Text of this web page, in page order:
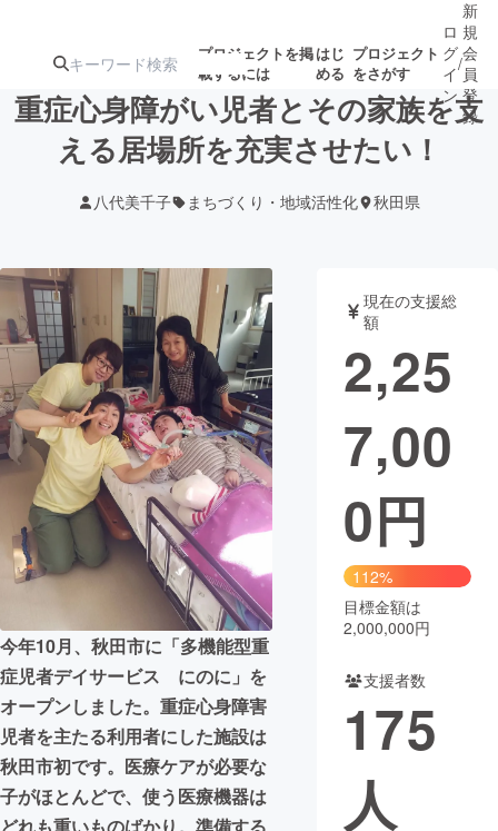
プロジェクトを掲
載するには
はじ
める
プロジェクト
をさがす
注目のリ
ターン
ジェクト
募集終了が近いプ
ロジェクト
されます
アート・写真 音楽
テクノロジー・ガジェット ゲーム・サ
映像・映画
ビジネス・起業
まちづくり・地域活性化
CAMPFIRE for Social Good CAMPFIRE Creation
CAMPFIREふるさと納税machi-ya コミュニティ
ロ
グ
イ
ン
/
新
規
会
員
登
録
重症心身障がい児者とその家族を支
える居場所を充実させたい！
八代美千子 まちづくり・地域活性化 秋田県
今年10月、秋田市に「多機能型重
症児者デイサービス にのに」を
オープンしました。重症心身障害
児者を主たる利用者にした施設は
秋田市初です。医療ケアが必要な
子がほとんどで、使う医療機器は
現在の支援総
額
2,25
7,00
0円
112%
目標金額は
2,000,000円
支援者数
175
人